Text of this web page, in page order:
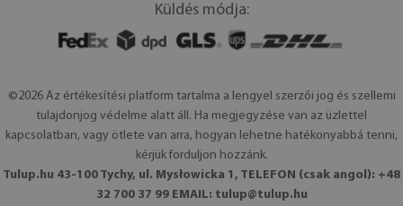
Küldés módja:
©2026 Az értékesítési platform tartalma a lengyel szerzői jog és szellemi
tulajdonjog védelme alatt áll. Ha megjegyzése van az üzlettel
kapcsolatban, vagy ötlete van arra, hogyan lehetne hatékonyabbá tenni,
kérjük forduljon hozzánk.
Tulup.hu 43-100 Tychy, ul. Mysłowicka 1, TELEFON (csak angol): +48
32 700 37 99 EMAIL: tulup@tulup.hu